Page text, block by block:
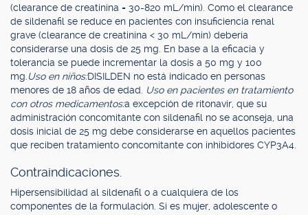
(clearance de creatinina = 30-820 mL/min). Como el clearance
de sildenafil se reduce en pacientes con insuficiencia renal
grave (clearance de creatinina < 30 mL/min) debería
considerarse una dosis de 25 mg. En base a la eficacia y
tolerancia se puede incrementar la dosis a 50 mg y 100
mg. Uso en niños:DISILDEN no está indicado en personas
menores de 18 años de edad.
Uso en pacientes en tratamiento
con otros medicamentos:a excepción de ritonavir, que su
administración concomitante con sildenafil no se aconseja, una
dosis inicial de 25 mg debe considerarse en aquellos pacientes
que reciben tratamiento concomitante con inhibidores CYP3A4.
Contraindicaciones.
Hipersensibilidad al sildenafil o a cualquiera de los
componentes de la formulación. Si es mujer, adolescente o